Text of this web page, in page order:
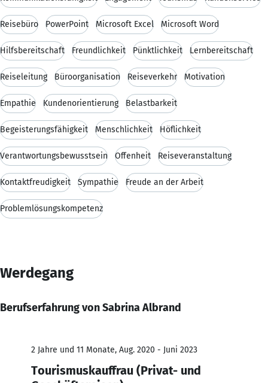
Reisebüro PowerPoint Microsoft Excel Microsoft Word
Hilfsbereitschaft Freundlichkeit Pünktlichkeit Lernbereitschaft
Reiseleitung Büroorganisation Reiseverkehr Motivation
Empathie Kundenorientierung Belastbarkeit
Begeisterungsfähigkeit Menschlichkeit Höflichkeit
Verantwortungsbewusstsein Offenheit Reiseveranstaltung
Kontaktfreudigkeit Sympathie Freude an der Arbeit
Problemlösungskompetenz
Werdegang
Berufserfahrung von Sabrina Albrand
2 Jahre und 11 Monate, Aug. 2020 - Juni 2023
Tourismuskauffrau (Privat- und